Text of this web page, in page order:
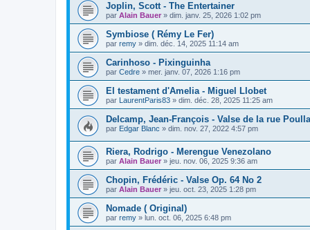
Joplin, Scott - The Entertainer
par Alain Bauer » dim. janv. 25, 2026 1:02 pm
Symbiose ( Rémy Le Fer)
par remy » dim. déc. 14, 2025 11:14 am
Carinhoso - Pixinguinha
par Cedre » mer. janv. 07, 2026 1:16 pm
El testament d'Amelia - Miguel Llobet
par LaurentParis83 » dim. déc. 28, 2025 11:25 am
Delcamp, Jean-François - Valse de la rue
par Edgar Blanc » dim. nov. 27, 2022 4:57 pm
Riera, Rodrigo - Merengue Venezolano
par Alain Bauer » jeu. nov. 06, 2025 9:36 am
Chopin, Frédéric - Valse Op. 64 No 2
par Alain Bauer » jeu. oct. 23, 2025 1:28 pm
Nomade ( Original)
par remy » lun. oct. 06, 2025 6:48 pm